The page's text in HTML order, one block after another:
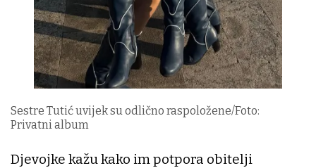
Sestre Tutić uvijek su odlično raspoložene/Foto:
Privatni album
Djevojke kažu kako im potpora obitelji